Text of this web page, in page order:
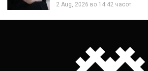
2 Aug, 2026 во 14:42 часот.